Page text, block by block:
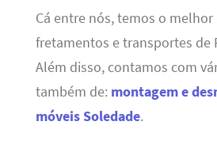
Cá entre nós, temos o
fretamentos e transportes de
Além disso, contamos com
também de: montagem e
móveis Soledade.